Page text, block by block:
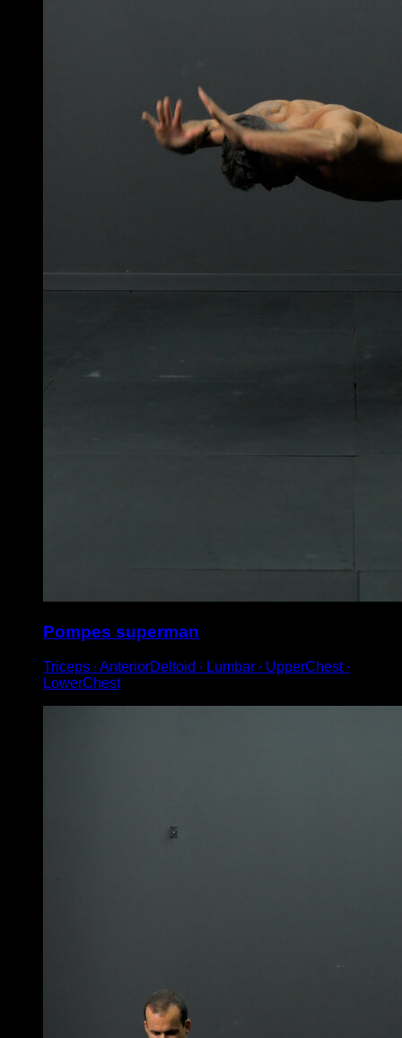
Pompes superman
Triceps ∙ AnteriorDeltoid ∙ Lumbar ∙ UpperChest ∙
LowerChest